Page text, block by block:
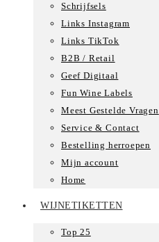
Schrijfsels
Links Instagram
Links TikTok
B2B / Retail
Geef Digitaal
Fun Wine Labels
Meest Gestelde Vragen
Service & Contact
Bestelling herroepen
Mijn account
Home
WIJNETIKETTEN
Top 25